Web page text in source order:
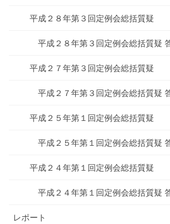
平成２８年第３回定例会総括質疑
平成２８年第３回定例会総括質疑
平成２７年第３回定例会総括質疑
平成２７年第３回定例会総括質疑
平成２５年第１回定例会総括質疑
平成２５年第１回定例会総括質疑
平成２４年第１回定例会総括質疑
平成２４年第１回定例会総括質疑
レポート